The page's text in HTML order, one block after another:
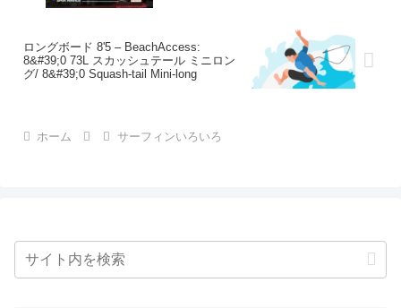
ロングボード 8'5 – BeachAccess:
8&#39;0 73L スカッシュテール ミニロン
グ/ 8&#39;0 Squash-tail Mini-long
ホーム サーフィンいろいろ